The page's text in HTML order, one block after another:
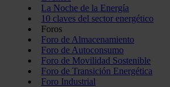
La Noche de la Energía
10 claves del sector energético
Foros
Foro de Almacenamiento
Foro de Autoconsumo
Foro de Movilidad Sostenible
Foro de Transición Energética
Foro Industrial